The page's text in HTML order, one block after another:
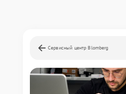
Сервисный центр Blomberg